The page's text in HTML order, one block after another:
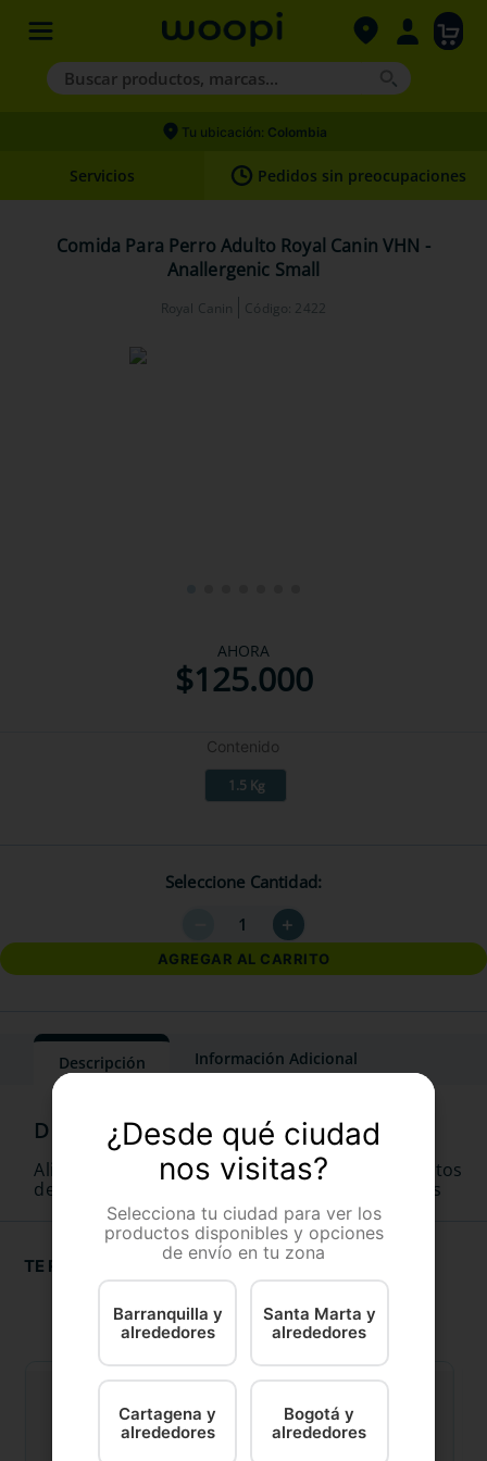
Buscar productos, marcas...
Términos más buscados
2.
hills
nexgard
Tu ubicación: Colombia
Servicios Pedidos sin preocupaciones
Comida Para Perro Adulto Royal Canin VHN -
Anallergenic Small
Royal Canin Código: 2422
AHORA
$125.000
Contenido
1.5 Kg
Seleccione Cantidad
＋
AGREGAR AL CARRITO
Descripción Información Adicional
Alimento dietético completo para perros adultos
de talla pequeña con sensibilidades alimentarias
TE RECOMENDAMOS
¿Desde qué ciudad
nos visitas?
Selecciona tu ciudad para ver los
productos disponibles y opciones
de envío en tu zona
Barranquilla y
alrededores
Santa Marta y
alrededores
Cartagena y
alrededores
Bogotá y
alrededores